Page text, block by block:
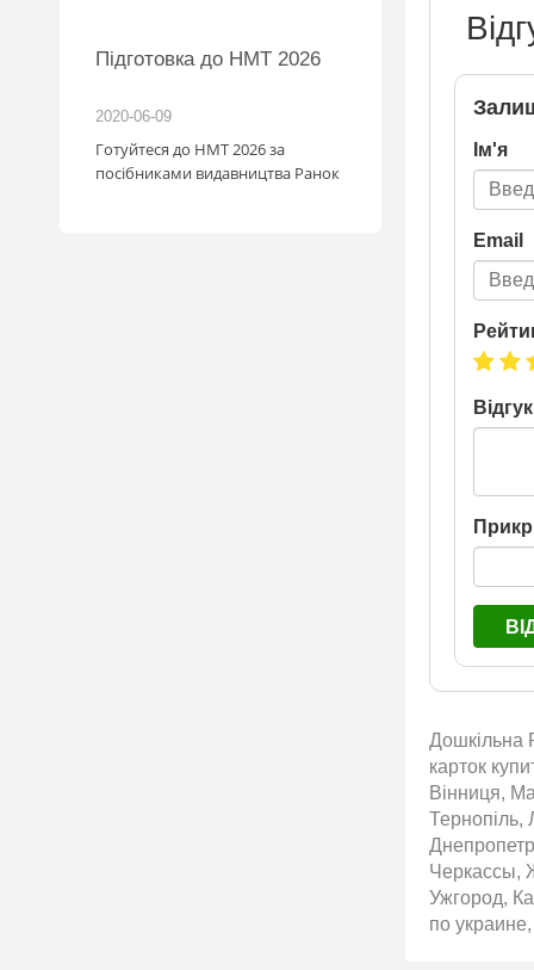
Підготовка до НМТ 2026
2020-06-09
Готуйтеся до НМТ 2026 за
посібниками видавництва Ранок
розігрують
Нова пошта та BMW
автомобіль!
посилка — це один
Період дії акції: 15.06 -
Механіка: отримуй
Новою поштою і
посилка = 1 шанс на
Максимальна
телефону Сторінка
акції: http://
Ім'я
Email
Відгук
Дошкільна
карток
Вінниця,
Тернопіль,
Черкассы,
Ужгород,
по украине,